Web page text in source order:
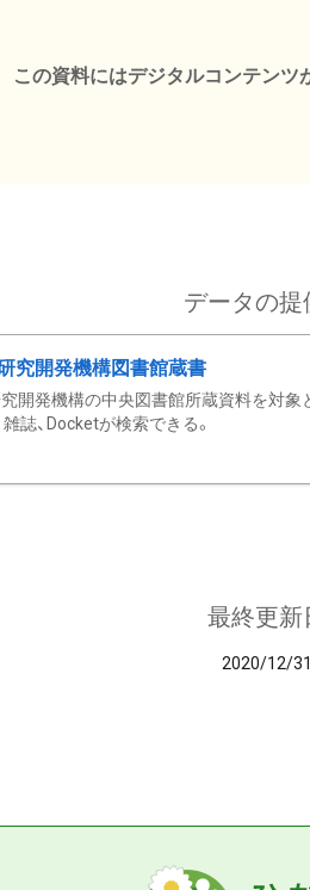
この資料にはデジタルコンテンツ
データの提
究開発機構図書館蔵書
開発機構の中央図書館所蔵資料を対象
雑誌、Docketが検索できる。
最終更新
2020/12/31